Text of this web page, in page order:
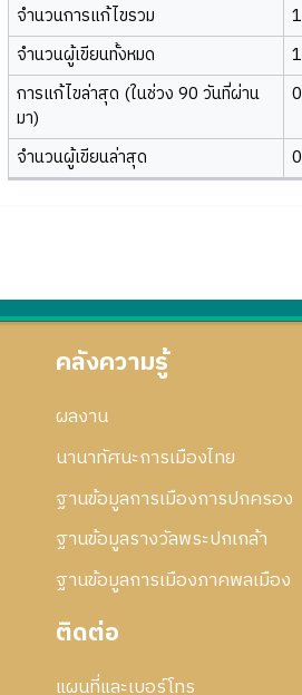
จำนวนการแก้ไขรวม
1
จำนวนผู้เขียนทั้งหมด
1
การแก้ไขล่าสุด (ในช่วง 90 วันที่ผ่าน
มา)
0
จำนวนผู้เขียนล่าสุด 0
คลังความรู้
ผลงาน
นานาทัศนะการเมืองไทย
ฐานข้อมูลการเมืองการปกครอง
ฐานข้อมูลรางวัลพระปกเกล้า
ฐานข้อมูลการเมืองภาคพลเมือง
ติดต่อ
แผนที่และเบอร์โทร